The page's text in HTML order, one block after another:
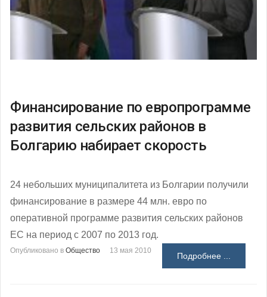
Финансирование по европрограмме
развития сельских районов в
Болгарию набирает скорость
24 небольших муниципалитета из Болгарии получили
финансирование в размере 44 млн. евро по
оперативной программе развития сельских районов
ЕС на период с 2007 по 2013 год.
Опубликовано в Общество 13 мая 2010
Подробнее ...